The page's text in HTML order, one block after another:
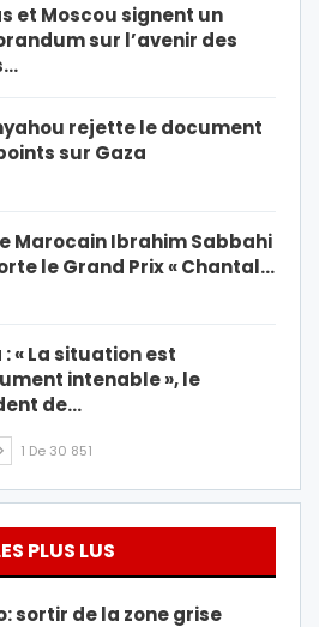
et Moscou signent un
sur l’avenir des
rejette le document
sur Gaza
Marocain Ibrahim Sabbahi
le Grand Prix « Chantal…
« La situation est
intenable », le
de…
1 De 30 851
PLUS LUS
sortir de la zone grise